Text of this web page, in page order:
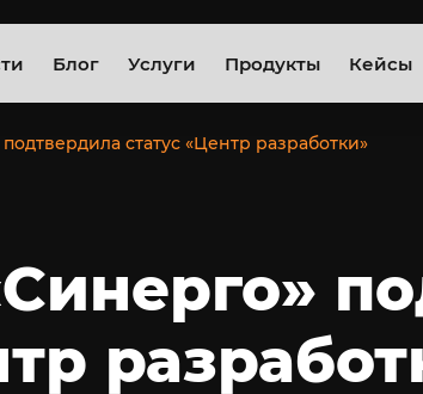
Блог Услуги Продукты Кейсы
статус «Центр разработки»